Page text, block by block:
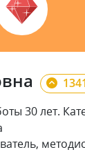
30 лет.
,